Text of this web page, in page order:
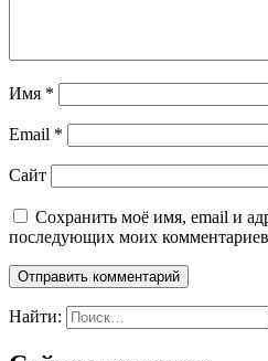
Имя *
Email *
Сайт
Сохранить моё имя, email и
последующих моих
Найти: